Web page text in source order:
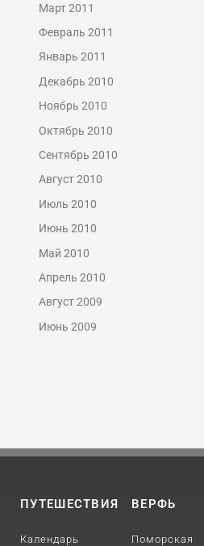
Март 2011
Февраль 2011
Январь 2011
Декабрь 2010
Ноябрь 2010
Октябрь 2010
Сентябрь 2010
Август 2010
Июль 2010
Июнь 2010
Май 2010
Апрель 2010
Август 2009
Июнь 2009
ПУТЕШЕСТВИЯ
Календарь
ВЕРФЬ
Поморская